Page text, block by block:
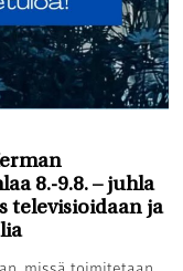
8.-9.8. – juhla
televisioidaan ja